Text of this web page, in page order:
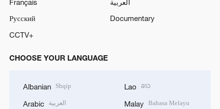
Русский
Documentary
CCTV+
CHOOSE YOUR LANGUAGE
Albanian Shqip
Arabic العربية
Lao ລາວ
Malay Bahasa Melayu